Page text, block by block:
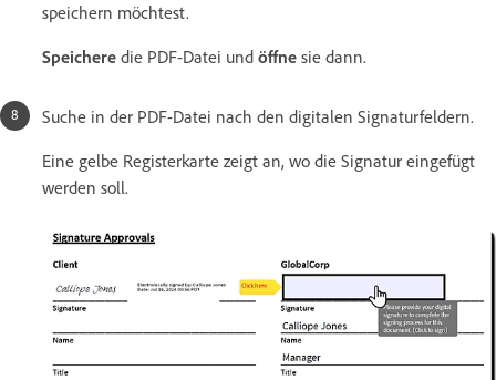
speichern möchtest.
Speichere die PDF-Datei und öffne sie dann.
Suche in der PDF-Datei nach den digitalen Signaturfeldern.
Eine gelbe Registerkarte zeigt an, wo die Signatur eingefügt
werden soll.